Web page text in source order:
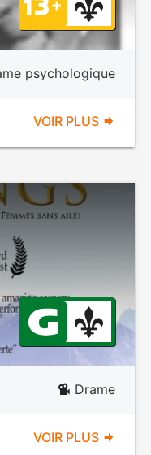
psychologique
VOIR PLUS
Drame
VOIR PLUS